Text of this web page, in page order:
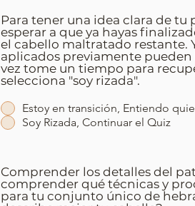
Para tener una idea clara de
esperar a que ya hayas
el cabello maltratado restante.
aplicados previamente
vez tome un tiempo para
selecciona "soy rizada".
Estoy en transición, Entiendo
Soy Rizada, Continuar el Quiz
Comprender los detalles del
comprender qué técnicas y
para tu conjunto único de